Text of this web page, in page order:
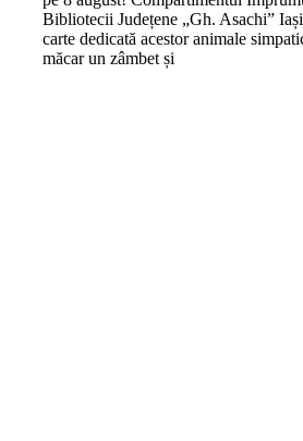
Bibliotecii Județene „Gh. Asachi”
carte dedicată acestor animale
măcar un zâmbet și